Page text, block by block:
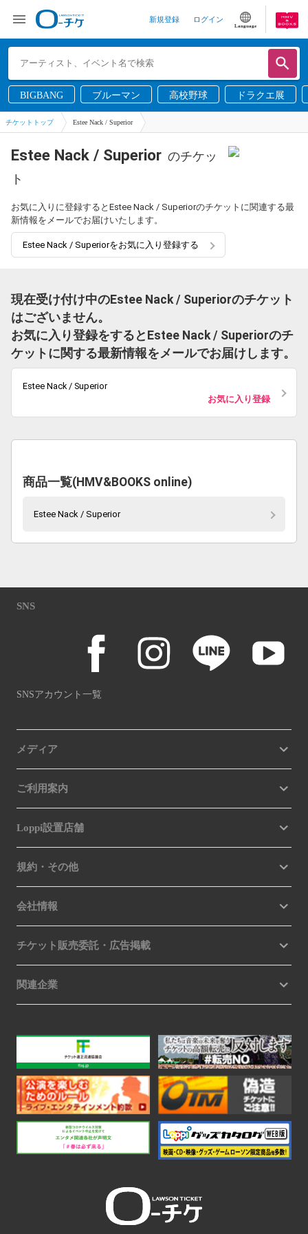
新規登録 ログイン
Language
BIGBANG ブルーマン 高校野球 ドラクエ展
チケットトップ Estee Nack / Superior
Estee Nack / Superior のチケッ
ト
お気に入りに登録するとEstee Nack / Superiorのチケットに関連する最
新情報をメールでお届けいたします。
Estee Nack / Superiorをお気に入り登録する
現在受け付け中のEstee Nack / Superiorのチケット
はございません。
お気に入り登録をするとEstee Nack / Superiorのチ
ケットに関する最新情報をメールでお届けします。
Estee Nack / Superior
お気に入り登録
商品一覧(HMV&BOOKS online)
Estee Nack / Superior
SNS
SNSアカウント一覧
メディア
ご利用案内
Loppi設置店舗
規約・その他
会社情報
チケット販売委託・広告掲載
関連企業